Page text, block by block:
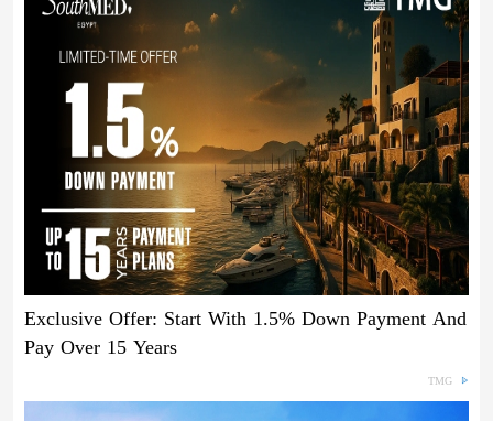
Exclusive Offer: Start With 1.5% Down Payment And
Pay Over 15 Years
TMG